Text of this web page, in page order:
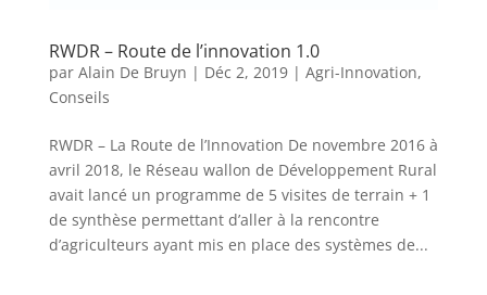
RWDR – Route de l’innovation 1.0
par Alain De Bruyn | Déc 2, 2019| Agri-Innovation,
Conseils
RWDR – La Route de l’Innovation De novembre 2016 à
avril 2018, le Réseau wallon de Développement Rural
avait lancé un programme de 5 visites de terrain + 1
de synthèse permettant d’aller à la rencontre
d’agriculteurs ayant mis en place des systèmes de...